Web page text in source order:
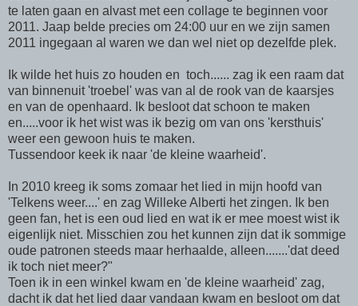
te laten gaan en alvast met een collage te beginnen voor
2011. Jaap belde precies om 24:00 uur en we zijn samen
2011 ingegaan al waren we dan wel niet op dezelfde plek.
Ik wilde het huis zo houden en toch...... zag ik een raam dat
van binnenuit 'troebel' was van al de rook van de kaarsjes
en van de openhaard. Ik besloot dat schoon te maken
en.....voor ik het wist was ik bezig om van ons 'kersthuis'
weer een gewoon huis te maken.
Tussendoor keek ik naar 'de kleine waarheid'.
In 2010 kreeg ik soms zomaar het lied in mijn hoofd van
'Telkens weer....' en zag Willeke Alberti het zingen. Ik ben
geen fan, het is een oud lied en wat ik er mee moest wist ik
eigenlijk niet. Misschien zou het kunnen zijn dat ik sommige
oude patronen steeds maar herhaalde, alleen.......'dat deed
ik toch niet meer?"
Toen ik in een winkel kwam en 'de kleine waarheid' zag,
dacht ik dat het lied daar vandaan kwam en besloot om dat